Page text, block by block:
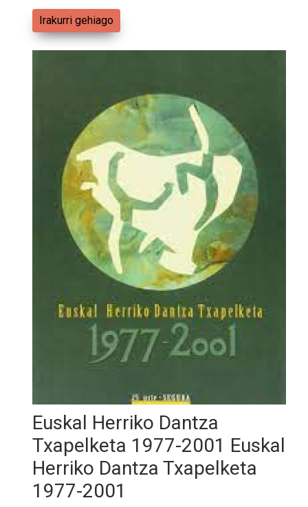
Irakurri gehiago
Euskal Herriko Dantza
Txapelketa 1977-2001 Euskal
Herriko Dantza Txapelketa
1977-2001